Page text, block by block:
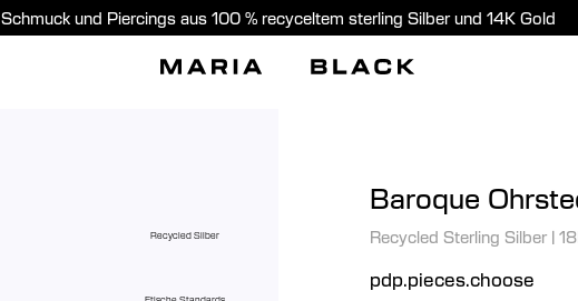
Schmuck und Piercings aus 100 % recyceltem sterling Silber und 14K Gold
Recycled Silber
Baroque
Recycled Sterling Silber |
pdp.pieces.choose